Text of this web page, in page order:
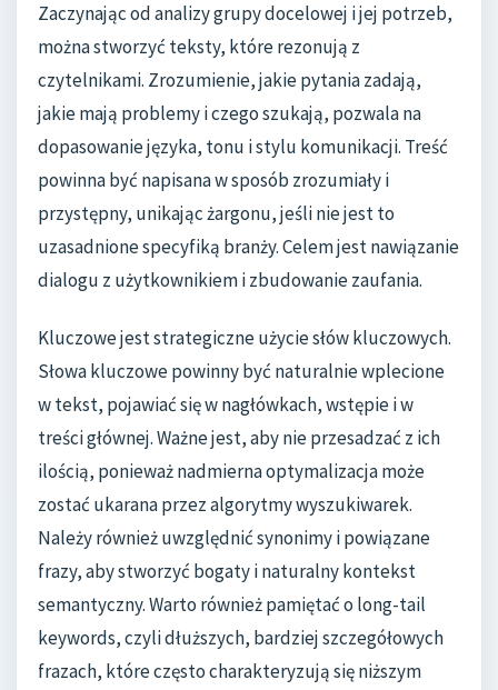
Zaczynając od analizy grupy docelowej i jej potrzeb,
można stworzyć teksty, które rezonują z
czytelnikami. Zrozumienie, jakie pytania zadają,
jakie mają problemy i czego szukają, pozwala na
dopasowanie języka, tonu i stylu komunikacji. Treść
powinna być napisana w sposób zrozumiały i
przystępny, unikając żargonu, jeśli nie jest to
uzasadnione specyfiką branży. Celem jest nawiązanie
dialogu z użytkownikiem i zbudowanie zaufania.
Kluczowe jest strategiczne użycie słów kluczowych.
Słowa kluczowe powinny być naturalnie wplecione
w tekst, pojawiać się w nagłówkach, wstępie i w
treści głównej. Ważne jest, aby nie przesadzać z ich
ilością, ponieważ nadmierna optymalizacja może
zostać ukarana przez algorytmy wyszukiwarek.
Należy również uwzględnić synonimy i powiązane
frazy, aby stworzyć bogaty i naturalny kontekst
semantyczny. Warto również pamiętać o long-tail
keywords, czyli dłuższych, bardziej szczegółowych
frazach, które często charakteryzują się niższym